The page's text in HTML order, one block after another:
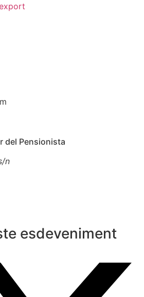
del Pensionista
n
esdeveniment